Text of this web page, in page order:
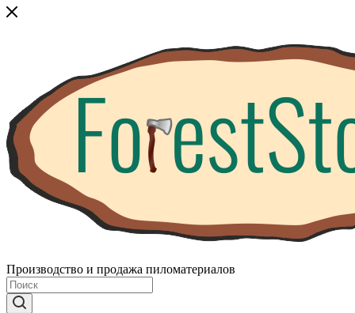
Производство и продажа пиломатериалов